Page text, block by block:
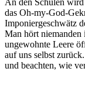
das Oh-my-God-
Imponiergeschwätz
Man hört
ungewohnte Leere
auf uns selbst
und beachten, wie